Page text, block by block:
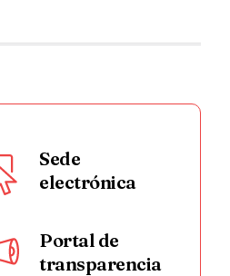
Sede
electrónica
Portal de
transparencia